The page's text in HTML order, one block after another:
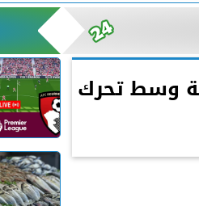
وسط تحرك